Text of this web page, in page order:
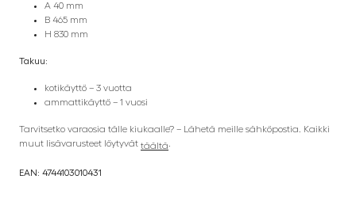
A 40 mm
B 465 mm
H 830 mm
Takuu:
kotikäyttö – 3 vuotta
ammattikäyttö – 1 vuosi
Tarvitsetko varaosia tälle kiukaalle? – Lähetä meille sähköpostia. Kaikki
muut lisävarusteet löytyvät täältä.
EAN: 4744103010431